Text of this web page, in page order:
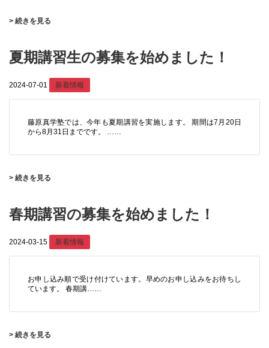
> 続きを見る
夏期講習生の募集を始めました！
2024-07-01 新着情報
藤原真学塾では、今年も夏期講習を実施します。 期間は7月20日
から8月31日までです。 ……
> 続きを見る
春期講習の募集を始めました！
2024-03-15 新着情報
お申し込み順で受け付けています。早めのお申し込みをお待ちし
ています。 春期講……
> 続きを見る